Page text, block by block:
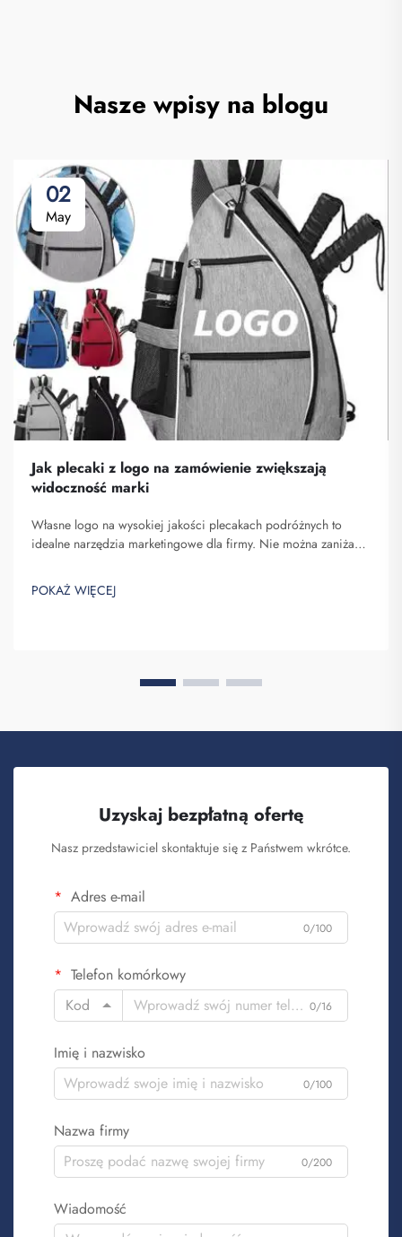
Nasze wpisy na blogu
02
May
Jak plecaki z logo na zamówienie zwiększają
widoczność marki
Własne logo na wysokiej jakości plecakach podróżnych to
idealne narzędzia marketingowe dla firmy. Nie można zaniżać
oczami wielu osób. Za każdym razem, gdy osoba niosąca Twój
plecak na plecach...
POKAŻ WIĘCEJ
Uzyskaj bezpłatną ofertę
Nasz przedstawiciel skontaktuje się z Państwem wkrótce.
Adres e-mail
0/100
Telefon komórkowy
Kod
0/16
Imię i nazwisko
0/100
Nazwa firmy
0/200
Wiadomość